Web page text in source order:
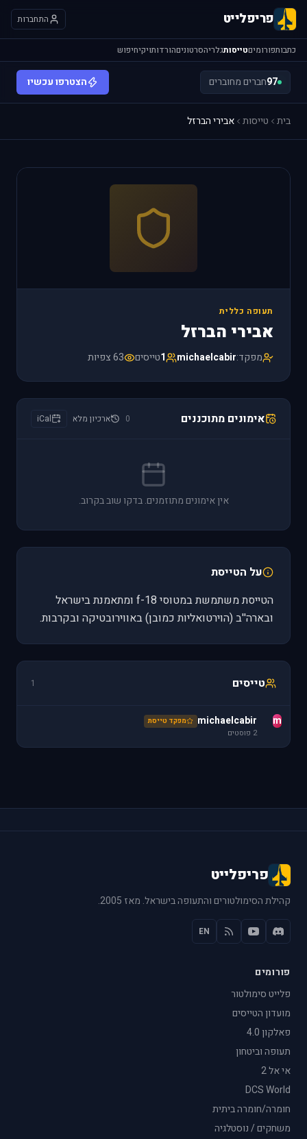
פריפלייט התחברות
כתבותפורומיםטייסותגלריהסרטוניםהורדותויקיחיפוש
97חברים מחוברים הצטרפו עכשיו
בית טייסות אבירי הברזל
תעופה כללית
אבירי הברזל
מפקד:michaelcabir
1טייסים 63 צפיות
אימונים מתוכננים 0 ארכיון מלא iCal
אין אימונים מתוזמנים. בדקו שוב בקרוב.
על הטייסת
הטייסת משתמשת במטוסי f-18 ומתאמנת בישראל
ובארה''ב (הוירטואליות כמובן) באווירובטיקה ובקרבות.
טייסים 1
m
michaelcabir מפקד טייסת
2 פוסטים
פריפלייט
קהילת הסימולטורים והתעופה בישראל. מאז 2005.
EN
פורומים
פלייט סימולטור
מועדון הטייסים
פאלקון 4.0
תעופה וביטחון
אי אל 2
DCS World
חומרה/חומרה ביתית
משחקים / נוסטלגיה